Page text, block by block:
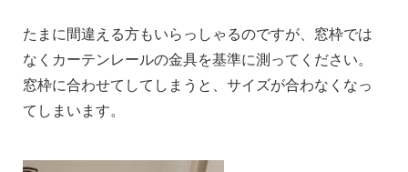
たまに間違える方もいらっしゃるのですが、窓枠では
なくカーテンレールの金具を基準に測ってください。
窓枠に合わせてしてしまうと、サイズが合わなくなっ
てしまいます。